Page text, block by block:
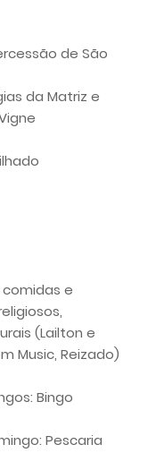
de São
da Matriz e
e
(Lailton e
Music, Reizado)
Bingo
Pescaria